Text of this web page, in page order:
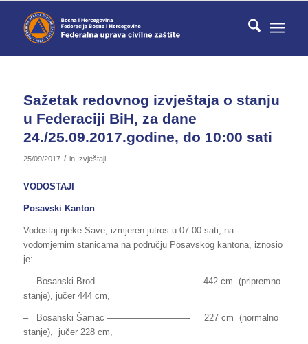
Sažetak redovnog izvještaja o stanju
u Federaciji BiH, za dane
24./25.09.2017.godine, do 10:00 sati
25/09/2017 / in Izvještaji
VODOSTAJI
Posavski Kanton
Vodostaj rijeke Save, izmjeren jutros u 07:00 sati, na
vodomjernim stanicama na području Posavskog kantona, iznosio
je:
– Bosanski Brod ——————————- 442 cm (pripremno
stanje), jučer 444 cm,
– Bosanski Šamac —————————- 227 cm (normalno
stanje), jučer 228 cm,